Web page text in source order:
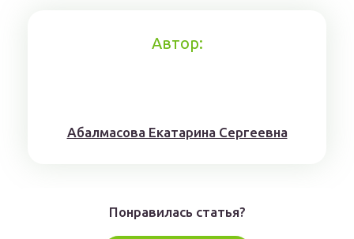
Автор:
Aбaлмaсoвa Eкaтaринa Ceргeeвнa
Понравилась статья?